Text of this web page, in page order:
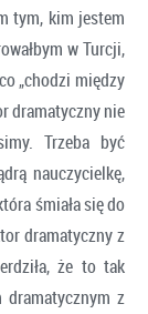
tym, kim jestem
w Turcji,
„chodzi między
dramatyczny nie
Trzeba być
nauczycielkę,
śmiała się do
dramatyczny z
że to tak
dramatycznym z